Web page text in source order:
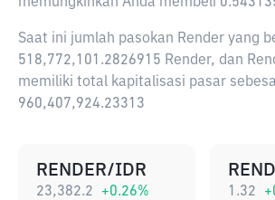
Saat ini jumlah pasokan Render yang
518,772,101.2826915 Render, dan
memiliki total kapitalisasi pasar
960,407,924.23313
RENDER/IDR
23,382.2 +0.26% 1.32 +